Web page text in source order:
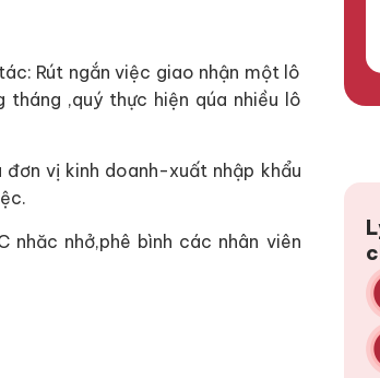
Rút ngắn việc giao nhận một lô
tháng ,quý thực hiện qúa nhiều lô
vị kinh doanh-xuất nhập khẩu
nhăc nhở,phê bình các nhân viên